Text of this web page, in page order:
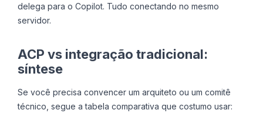
delega para o Copilot. Tudo conectando no mesmo
servidor.
ACP vs integração tradicional:
síntese
Se você precisa convencer um arquiteto ou um comitê
técnico, segue a tabela comparativa que costumo usar: